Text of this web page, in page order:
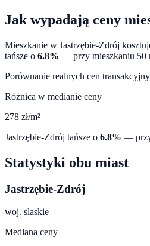
Jak wypadają ceny
Mieszkanie w Jastrzębie-Zdrój
tańsze o 6.8% — przy mieszkaniu 50
Porównanie realnych cen
Różnica w medianie ceny
278 zł/m²
Jastrzębie-Zdrój tańsze o 6.8% — przy
Statystyki obu miast
Jastrzębie-Zdrój
woj. slaskie
Mediana ceny